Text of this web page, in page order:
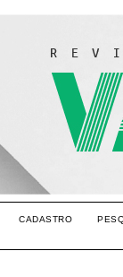
CADASTRO